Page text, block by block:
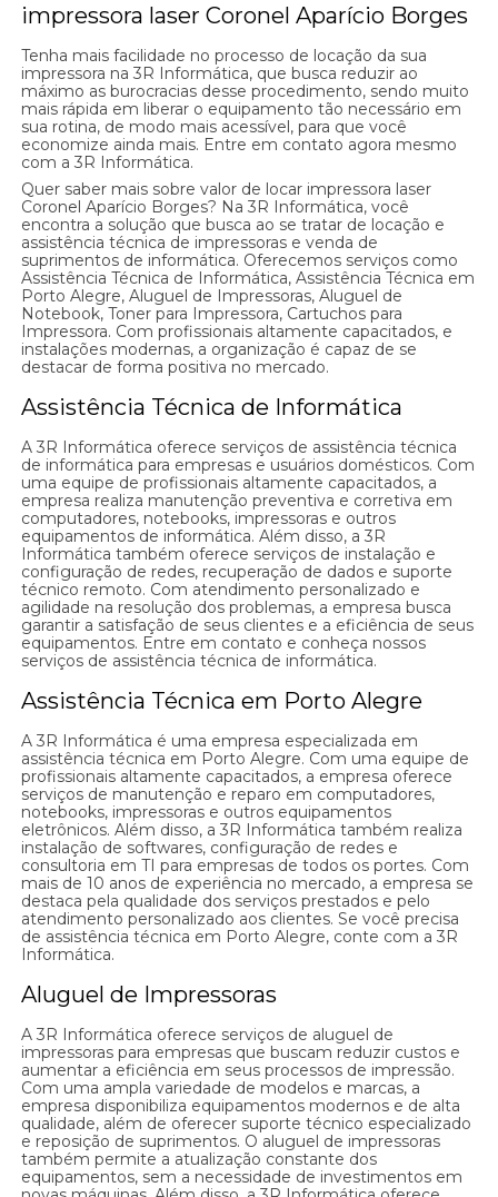
impressora laser Coronel Aparício Borges
Tenha mais facilidade no processo de locação da sua
impressora na 3R Informática, que busca reduzir ao
máximo as burocracias desse procedimento, sendo muito
mais rápida em liberar o equipamento tão necessário em
sua rotina, de modo mais acessível, para que você
economize ainda mais. Entre em contato agora mesmo
com a 3R Informática.
Quer saber mais sobre valor de locar impressora laser
Coronel Aparício Borges? Na 3R Informática, você
encontra a solução que busca ao se tratar de locação e
assistência técnica de impressoras e venda de
suprimentos de informática. Oferecemos serviços como
Assistência Técnica de Informática, Assistência Técnica em
Porto Alegre, Aluguel de Impressoras, Aluguel de
Notebook, Toner para Impressora, Cartuchos para
Impressora. Com profissionais altamente capacitados, e
instalações modernas, a organização é capaz de se
destacar de forma positiva no mercado.
Assistência Técnica de Informática
A 3R Informática oferece serviços de assistência técnica
de informática para empresas e usuários domésticos. Com
uma equipe de profissionais altamente capacitados, a
empresa realiza manutenção preventiva e corretiva em
computadores, notebooks, impressoras e outros
equipamentos de informática. Além disso, a 3R
Informática também oferece serviços de instalação e
configuração de redes, recuperação de dados e suporte
técnico remoto. Com atendimento personalizado e
agilidade na resolução dos problemas, a empresa busca
garantir a satisfação de seus clientes e a eficiência de seus
equipamentos. Entre em contato e conheça nossos
serviços de assistência técnica de informática.
Assistência Técnica em Porto Alegre
A 3R Informática é uma empresa especializada em
assistência técnica em Porto Alegre. Com uma equipe de
profissionais altamente capacitados, a empresa oferece
serviços de manutenção e reparo em computadores,
notebooks, impressoras e outros equipamentos
eletrônicos. Além disso, a 3R Informática também realiza
instalação de softwares, configuração de redes e
consultoria em TI para empresas de todos os portes. Com
mais de 10 anos de experiência no mercado, a empresa se
destaca pela qualidade dos serviços prestados e pelo
atendimento personalizado aos clientes. Se você precisa
de assistência técnica em Porto Alegre, conte com a 3R
Informática.
Aluguel de Impressoras
A 3R Informática oferece serviços de aluguel de
impressoras para empresas que buscam reduzir custos e
aumentar a eficiência em seus processos de impressão.
Com uma ampla variedade de modelos e marcas, a
empresa disponibiliza equipamentos modernos e de alta
qualidade, além de oferecer suporte técnico especializado
e reposição de suprimentos. O aluguel de impressoras
também permite a atualização constante dos
equipamentos, sem a necessidade de investimentos em